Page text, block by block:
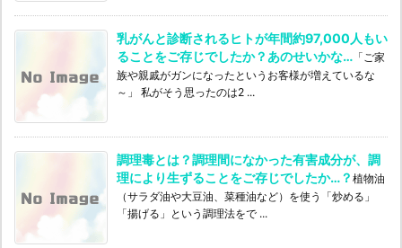
乳がんと診断されるヒトが年間約97,000人もい
ることをご存じでしたか？あのせいかな… 「ご家
族や親戚がガンになったというお客様が増えているな
～」 私がそう思ったのは2 ...
調理毒とは？調理間になかった有害成分が、調
理により生ずることをご存じでしたか…？ 植物油
（サラダ油や大豆油、菜種油など）を使う「炒める」
「揚げる」という調理法をで ...